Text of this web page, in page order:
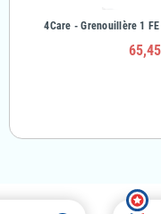
4Care - Grenouillère 1